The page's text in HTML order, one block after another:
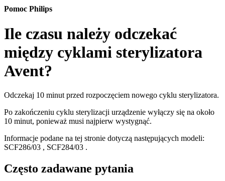
Pomoc Philips
Ile czasu należy odczekać
między cyklami sterylizatora
Avent?
Odczekaj 10 minut przed rozpoczęciem nowego cyklu sterylizatora.
Po zakończeniu cyklu sterylizacji urządzenie wyłączy się na około
10 minut, ponieważ musi najpierw wystygnąć.
Informacje podane na tej stronie dotyczą następujących modeli:
SCF286/03 , SCF284/03 .
Często zadawane pytania